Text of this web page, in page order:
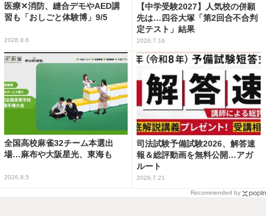
医療✕消防、縫合デモやAED講
習も「おしごと体験博」9/5
2026.8.6
【中学受験2027】人気校の併願
先は…四谷大塚「第2回合不合判
定テスト」結果
2026.7.16
全国高校麻雀32チーム本選出
場…麻布や大阪星光、東海も
2026.8.5
司法試験予備試験2026、解答速
報＆総評動画を無料公開…アガ
ルート
2026.7.21
Recommended by